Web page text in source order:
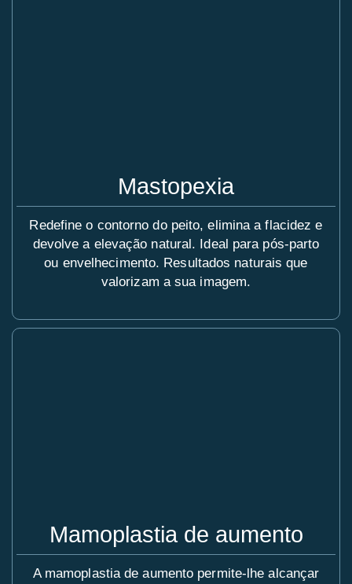
Mastopexia
Redefine o contorno do peito, elimina a flacidez e
devolve a elevação natural. Ideal para pós-parto
ou envelhecimento. Resultados naturais que
valorizam a sua imagem.
Mamoplastia de aumento
A mamoplastia de aumento permite-lhe alcançar